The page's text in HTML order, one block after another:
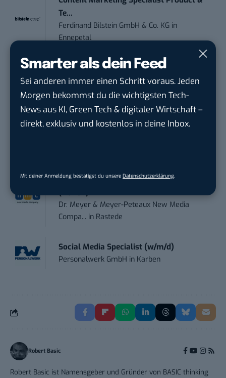
Smarter als dein Feed
Sei anderen immer einen Schritt voraus. Jeden
Morgen bekommst du die wichtigsten Tech-
News aus KI, Green Tech & digitaler Wirtschaft –
direkt, exklusiv und kostenlos in deine Inbox.
Mit deiner Anmeldung bestätigst du unsere Datenschutzerklärung.
Te...
Ferdinand Bilstein GmbH & Co. KG in
Ennepetal
IT Sales & Online Marketing Manager
(m/w/...
Instaffo GmbH inKarlsruhe
Marketing Manager – Content
Social Media Manager / Content Creator
Dr. Meyer & Meyer-Peteaux New Media
Compa... in Rastede
Social Media Specialist (w/m/d)
Personalwerk GmbH in Karben
Robert Basic
Robert Basic ist Namensgeber und Gründer von BASIC thinking